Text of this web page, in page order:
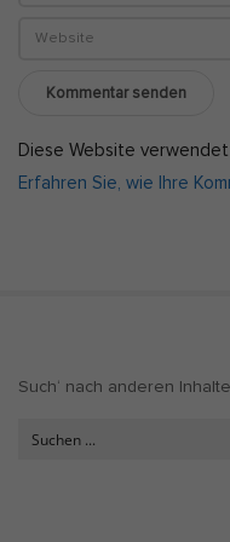
Diese Website
Erfahren Sie, wie Ihre
Such‘ nach anderen